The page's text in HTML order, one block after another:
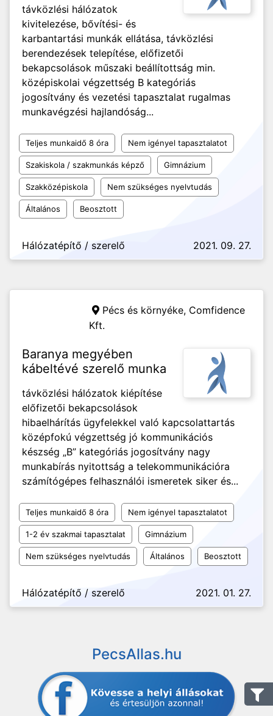
távközlési hálózatok
kivitelezése, bővítési- és
karbantartási munkák ellátása, távközlési
berendezések telepítése, előfizetői
bekapcsolások műszaki beállítottság min.
középiskolai végzettség B kategóriás
jogosítvány és vezetési tapasztalat rugalmas
munkavégzési hajlandóság...
Teljes munkaidő 8 óra Nem igényel tapasztalatot
Szakiskola / szakmunkás képző Gimnázium
Szakközépiskola Nem szükséges nyelvtudás
Általános Beosztott
Hálózatépítő / szerelő 2021. 09. 27.
Pécs és környéke, Comfidence
Kft.
Baranya megyében
kábeltévé szerelő munka
távközlési hálózatok kiépítése
előfizetői bekapcsolások
hibaelhárítás ügyfelekkel való kapcsolattartás
középfokú végzettség jó kommunikációs
készség „B” kategóriás jogosítvány nagy
munkabírás nyitottság a telekommunikációra
számítógépes felhasználói ismeretek siker és...
Teljes munkaidő 8 óra Nem igényel tapasztalatot
1-2 év szakmai tapasztalat Gimnázium
Nem szükséges nyelvtudás Általános Beosztott
Hálózatépítő / szerelő 2021. 01. 27.
PecsAllas.hu